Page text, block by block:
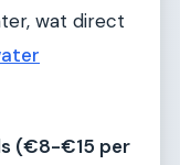
wat direct
(€8-€15 per